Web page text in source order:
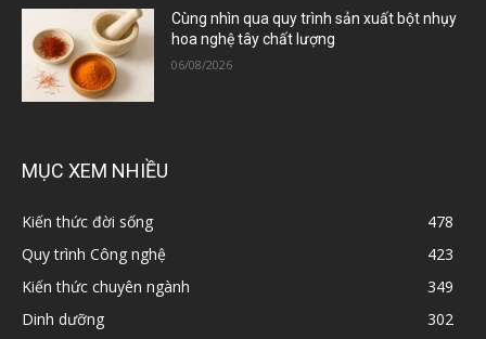
Cùng nhìn qua quy trình sản xuất bột nhụy
hoa nghệ tây chất lượng
06/08/2026
MỤC XEM NHIỀU
Kiến thức đời sống
478
Quy trình Công nghệ
423
Kiến thức chuyên ngành
349
Dinh dưỡng
302